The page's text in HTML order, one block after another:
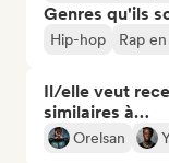
Genres qu'ils
Hip-hop Rap
Il/elle veut
similaires à…
Orelsan